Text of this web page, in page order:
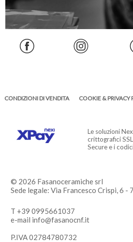
CONDIZIONI DI VENDITA COOKIE & PRIVACY
Le soluzioni
crittografici
Secure e i
© 2026 Fasanoceramiche srl
Sede legale: Via Francesco Crispi, 6
T +39 0995661037
e-mail info@fasanocnf.it
P.IVA 02784780732